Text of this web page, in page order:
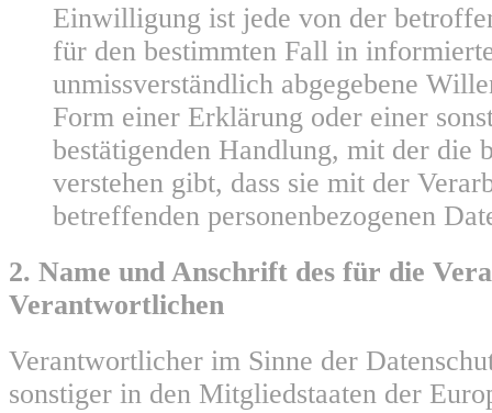
Einwilligung ist jede von der
für den bestimmten Fall in
unmissverständlich abgegebene
Form einer Erklärung oder einer
bestätigenden Handlung, mit der die
verstehen gibt, dass sie mit der
betreffenden personenbezogenen
2. Name und Anschrift des für die
Verantwortlichen
Verantwortlicher im Sinne der
sonstiger in den Mitgliedstaaten der